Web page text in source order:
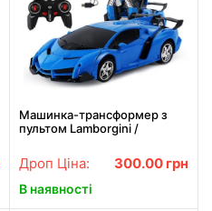
Машинка-трансформер з
пультом Lamborgini /
акумуляторна на
радіокеруванні
Дроп Ціна: 300.00 грн
В наявності